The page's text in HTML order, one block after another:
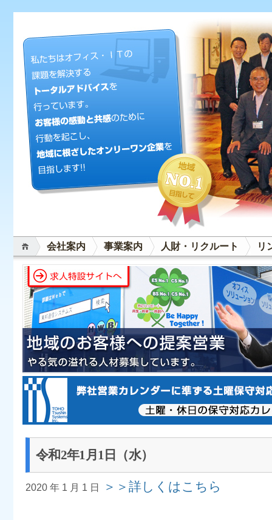
会社案内 事業案内 人財・リクルート リ
令和2年1月1日（水）
2020 年 1 月 1 日 ＞＞詳しくはこちら